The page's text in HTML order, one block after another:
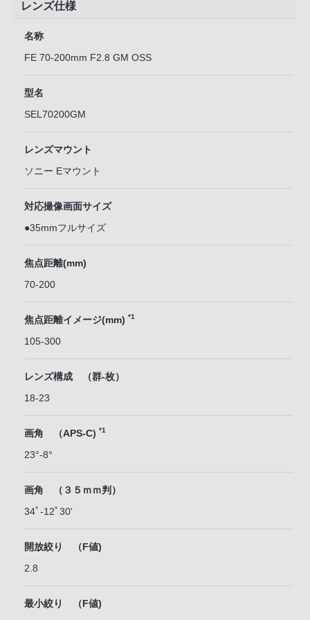
レンズ仕様
名称
FE 70-200mm F2.8 GM OSS
型名
SEL70200GM
レンズマウント
ソニー Eマウント
対応撮像画面サイズ
●35mmフルサイズ
焦点距離(mm)
70-200
焦点距離イメージ(mm) *1
105-300
レンズ構成 （群-枚）
18-23
画角 （APS-C) *1
23°-8°
画角 （３５ｍｍ判）
34ﾟ-12ﾟ30'
開放絞り （F値)
2.8
最小絞り （F値)